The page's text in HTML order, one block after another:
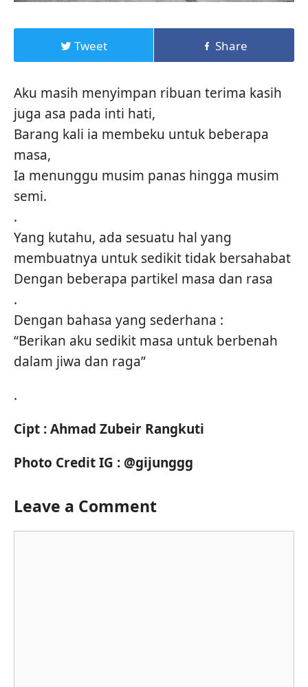
Tweet Share
Aku masih menyimpan ribuan terima kasih
juga asa pada inti hati,
Barang kali ia membeku untuk beberapa
masa,
Ia menunggu musim panas hingga musim
semi.
.
Yang kutahu, ada sesuatu hal yang
membuatnya untuk sedikit tidak bersahabat
Dengan beberapa partikel masa dan rasa
.
Dengan bahasa yang sederhana :
“Berikan aku sedikit masa untuk berbenah
dalam jiwa dan raga”
.
Cipt : Ahmad Zubeir Rangkuti
Photo Credit IG : @gijunggg
Leave a Comment